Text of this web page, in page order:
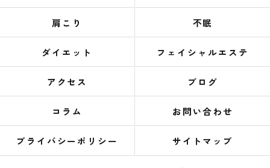
肩こり 不眠
ダイエット フェイシャルエステ
アクセス ブログ
コラム お問い合わせ
プライバシーポリシー サイトマップ